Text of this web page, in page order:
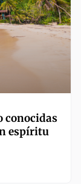
conocidas
espíritu